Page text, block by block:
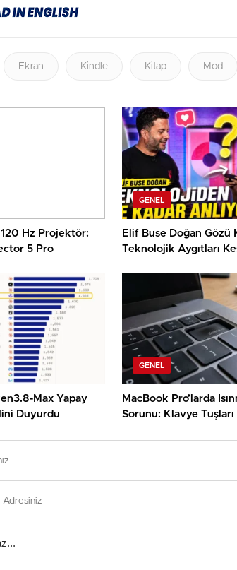
Ekran Kindle Kitap Mod
120 Hz Projektör:
5 Pro
GENEL
Elif Buse Doğan Gözü
Teknolojik Aygıtları
Max Yapay
Duyurdu
GENEL
MacBook Pro’larda
Sorunu: Klavye